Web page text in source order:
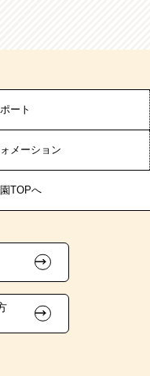
ート
メーション
TOPへ